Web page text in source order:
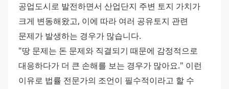
공업도시로 발전하면서 산업단지 주변 토지 가치가
크게 변동해왔고, 이에 따라 여러 공유토지 관련
문제가 발생하는 경우가 많습니다.
"땅 문제는 돈 문제와 직결되기 때문에 감정적으로
대응하다가 더 큰 손해를 보는 경우가 많아요." 이런
이유로 법률 전문가의 조언이 필수적이라고 할 수